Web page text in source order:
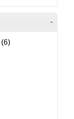
-
(6)